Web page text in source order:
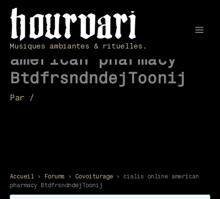
contenu
Musiques ambiantes & rituelles.
cialis online
american pharmacy
BtdfrsndndejToonij
Par /
Accueil › Forums › Covoiturage ›
cialis online american
pharmacy BtdfrsndndejToonij